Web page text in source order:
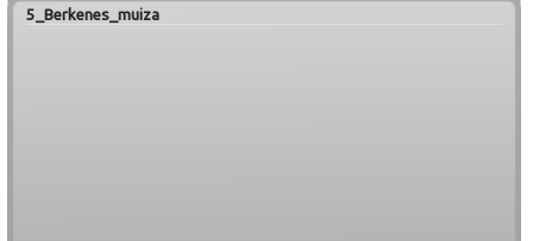
5_Berkenes_muiza